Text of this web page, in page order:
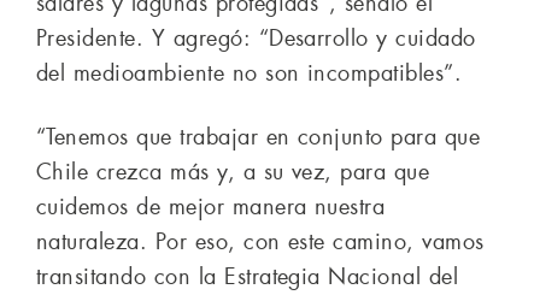
Presidente. Y agregó: “Desarrollo y cuidado
del medioambiente no son incompatibles”.
“Tenemos que trabajar en conjunto para que
Chile crezca más y, a su vez, para que
cuidemos de mejor manera nuestra
naturaleza. Por eso, con este camino, vamos
transitando con la Estrategia Nacional del